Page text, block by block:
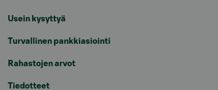
Usein kysyttyä
Turvallinen pankkiasiointi
Rahastojen arvot
Tiedotteet